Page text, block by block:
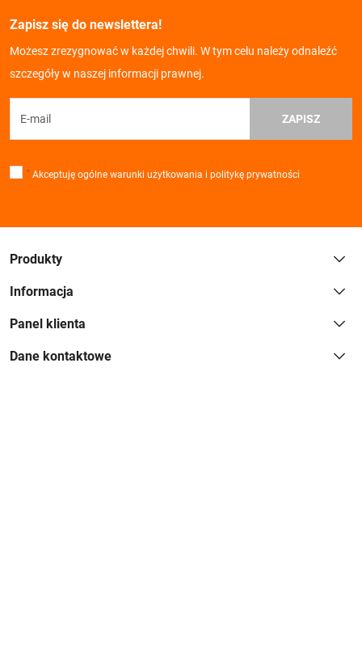
Zapisz się do newslettera!
Możesz zrezygnować w każdej chwili. W tym celu należy odnaleźć
szczegóły w naszej informacji prawnej.
ZAPISZ
* Akceptuję ogólne warunki użytkowania i politykę prywatności
Produkty
Informacja
Panel klienta
Dane kontaktowe